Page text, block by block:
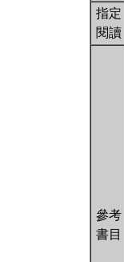
指定
閱讀
參考
書目